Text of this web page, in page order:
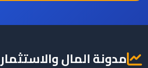
مدونة المال والاستثمار